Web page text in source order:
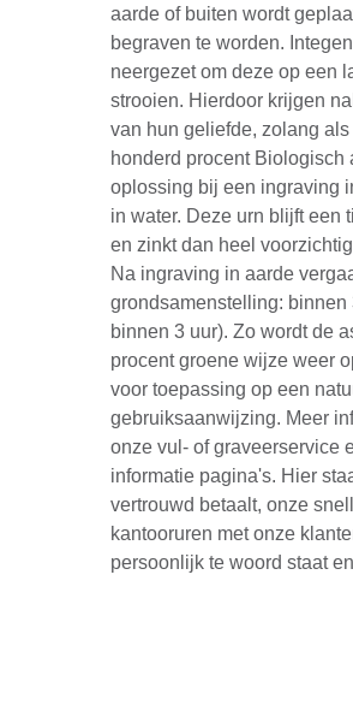
aarde of buiten wordt
begraven te worden.
neergezet om deze op een
strooien. Hierdoor krijgen
van hun geliefde, zolang
honderd procent
oplossing bij een ingraving
in water. Deze urn blijft een
en zinkt dan heel
Na ingraving in aarde
grondsamenstelling: binnen
binnen 3 uur). Zo wordt de
procent groene wijze weer
voor toepassing op een
gebruiksaanwijzing. Meer
onze vul- of graveerservice
informatie pagina's. Hier
vertrouwd betaalt, onze
kantooruren met onze
persoonlijk te woord staat